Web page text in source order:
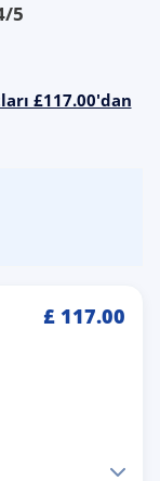
/5
£117.00'dan
£ 117.00